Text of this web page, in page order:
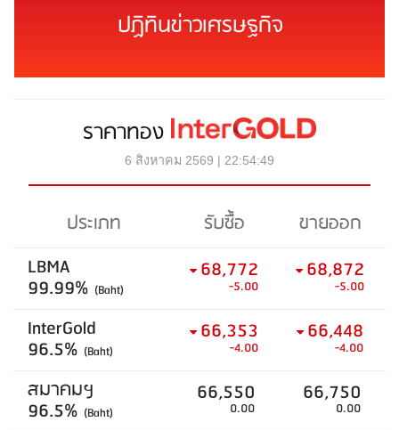
ปฏิทินข่าวเศรษฐกิจ
ราคาทอง
6 สิงหาคม 2569 | 22:54:49
ประเภท รับซื้อ
ขายออก
LBMA
99.99% (Baht)
68,772
-5.00
68,872
-5.00
InterGold
96.5% (Baht)
66,353
-4.00
66,448
-4.00
สมาคมฯ
96.5% (Baht)
66,550
0.00
66,750
0.00